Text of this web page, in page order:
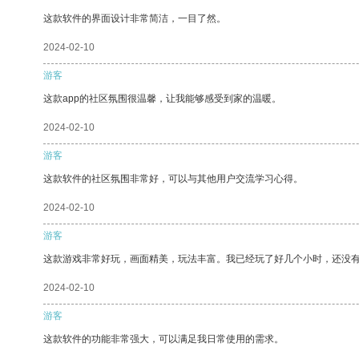
这款软件的界面设计非常简洁，一目了然。
2024-02-10
游客
这款app的社区氛围很温馨，让我能够感受到家的温暖。
2024-02-10
游客
这款软件的社区氛围非常好，可以与其他用户交流学习心得。
2024-02-10
游客
这款游戏非常好玩，画面精美，玩法丰富。我已经玩了好几个小时，还没
2024-02-10
游客
这款软件的功能非常强大，可以满足我日常使用的需求。